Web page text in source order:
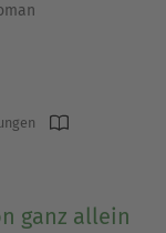
ganz allein